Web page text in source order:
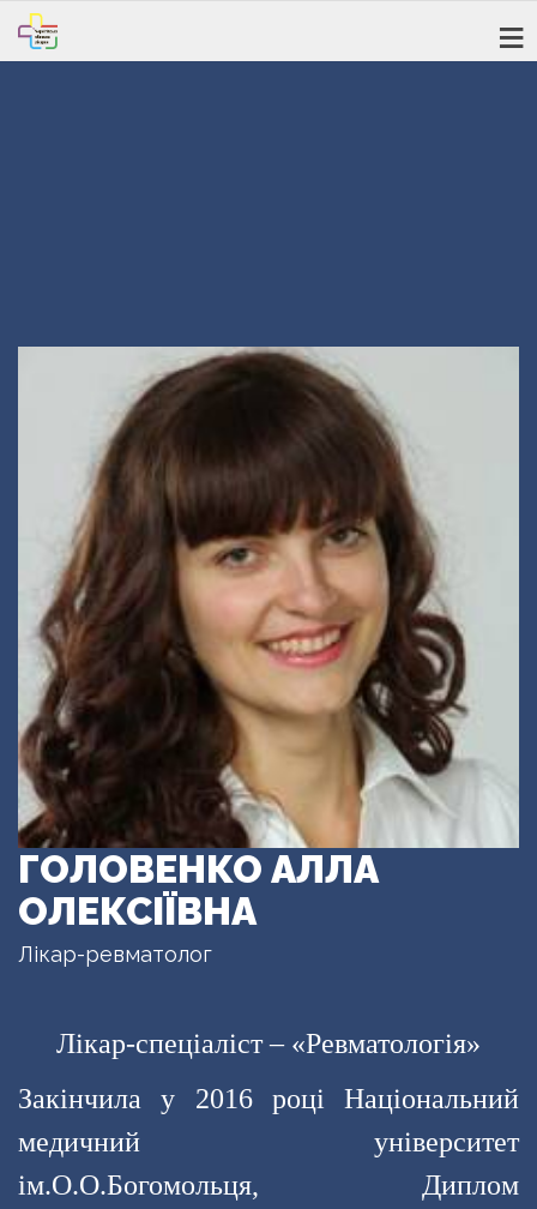
ГОЛОВЕНКО АЛЛА
ОЛЕКСІЇВНА
Лікар-ревматолог
Лікар-спеціаліст – «Ревматологія»
Закінчила у 2016 році Національний
медичний університет
ім.О.О.Богомольця, Диплом